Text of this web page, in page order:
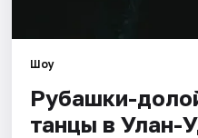
Шоу
Рубашки-
танцы в Улан-